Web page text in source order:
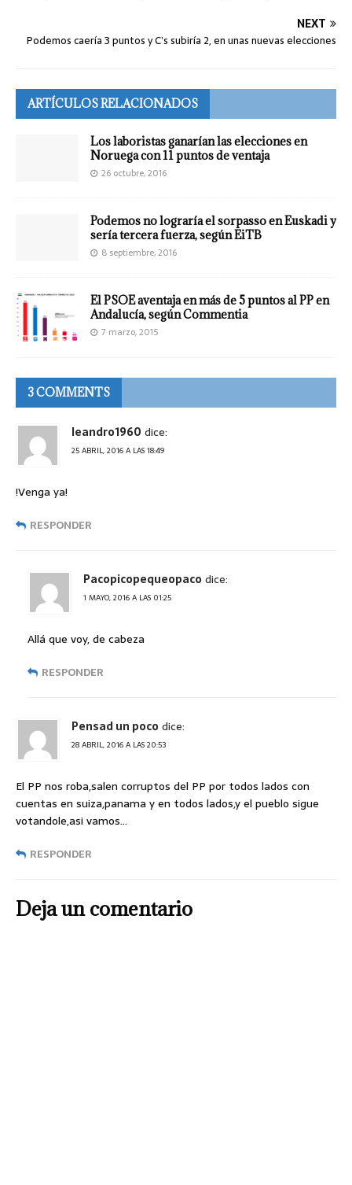
NEXT
Podemos caería 3 puntos y C’s subiría 2, en unas nuevas elecciones
ARTÍCULOS RELACIONADOS
Los laboristas ganarían las elecciones en
Noruega con 11 puntos de ventaja
26 octubre, 2016
Podemos no lograría el sorpasso en Euskadi y
sería tercera fuerza, según EiTB
8 septiembre, 2016
El PSOE aventaja en más de 5 puntos al PP en
Andalucía, según Commentia
7 marzo, 2015
3 COMMENTS
leandro1960 dice:
25 ABRIL, 2016 A LAS 18:49
!Venga ya!
RESPONDER
Pacopicopequeopaco dice:
1 MAYO, 2016 A LAS 01:25
Allá que voy, de cabeza
RESPONDER
Pensad un poco dice:
28 ABRIL, 2016 A LAS 20:53
El PP nos roba,salen corruptos del PP por todos lados con
cuentas en suiza,panama y en todos lados,y el pueblo sigue
votandole,asi vamos…
RESPONDER
Deja un comentario